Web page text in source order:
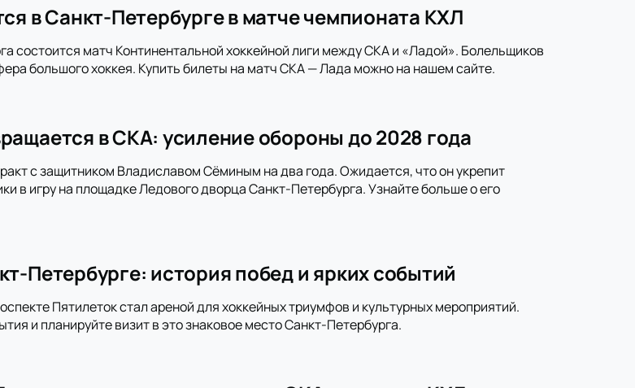
в Санкт-Петербурге в матче чемпионата КХЛ
состоится матч Континентальной хоккейной лиги между СКА и «Ладой». Болельщиков
большого хоккея. Купить билеты на матч СКА — Лада можно на нашем сайте.
в СКА: усиление обороны до 2028 года
с защитником Владиславом Сёминым на два года. Ожидается, что он укрепит
в игру на площадке Ледового дворца Санкт-Петербурга. Узнайте больше о его
Петербурге: история побед и ярких событий
Пятилеток стал ареной для хоккейных триумфов и культурных мероприятий.
и планируйте визит в это знаковое место Санкт-Петербурга.